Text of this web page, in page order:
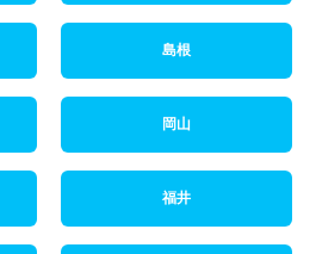
島根
岡山
福井